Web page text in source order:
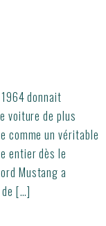
donnait
voiture de plus
comme un véritable
entier dès le
Mustang a
[…]